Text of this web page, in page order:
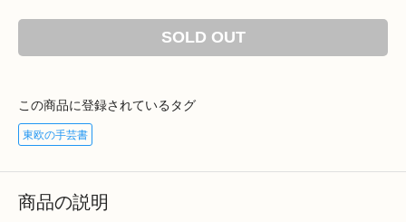
SOLD OUT
この商品に登録されているタグ
東欧の手芸書
商品の説明